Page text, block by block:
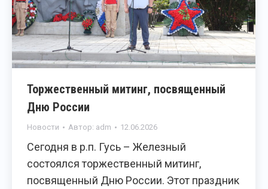
Торжественный митинг, посвященный
Дню России
Новости Автор: adm 12.06.2026
Сегодня в р.п. Гусь – Железный
состоялся торжественный митинг,
посвященный Дню России. Этот праздник